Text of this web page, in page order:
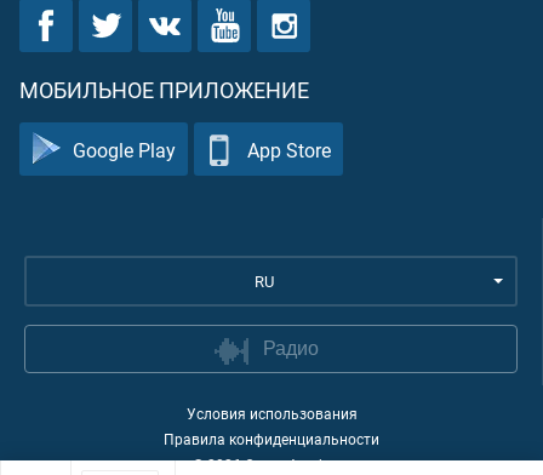
МОБИЛЬНОЕ ПРИЛОЖЕНИЕ
Google Play App Store
RU
Радио
Условия использования
Правила конфиденциальности
©2026Quran Academy